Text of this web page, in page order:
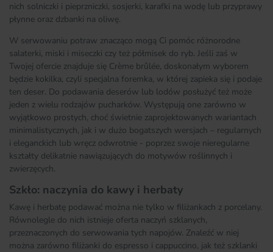
nich solniczki i pieprzniczki, sosjerki, karafki na wodę lub przyprawy
płynne oraz dzbanki na oliwę.
W serwowaniu potraw znacząco mogą Ci pomóc różnorodne
salaterki, miski i miseczki czy też półmisek do ryb. Jeśli zaś w
Twojej ofercie znajduje się Crème brûlée, doskonałym wyborem
będzie kokilka, czyli specjalna foremka, w której zapieka się i podaje
ten deser. Do podawania deserów lub lodów posłużyć też może
jeden z wielu rodzajów pucharków. Występują one zarówno w
wyjątkowo prostych, choć świetnie zaprojektowanych wariantach
minimalistycznych, jak i w dużo bogatszych wersjach – regularnych
i eleganckich lub wręcz odwrotnie - poprzez swoje nieregularne
kształty delikatnie nawiązujących do motywów roślinnych i
zwierzęcych.
Szkło: naczynia do kawy i herbaty
Kawę i herbatę podawać można nie tylko w filiżankach z porcelany.
Równolegle do nich istnieje oferta naczyń szklanych,
przeznaczonych do serwowania tych napojów. Znaleźć w niej
można zarówno filiżanki do espresso i cappuccino, jak też szklanki